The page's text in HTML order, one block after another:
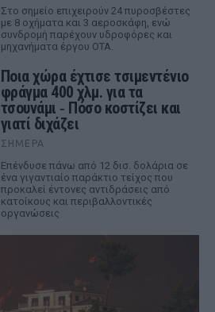
Στο σημείο επιχειρούν 24 πυροσβέστες
με 8 οχήματα και 3 αεροσκάφη, ενώ
συνδρομή παρέχουν υδροφόρες και
μηχανήματα έργου ΟΤΑ.
Ποια χώρα έχτισε τσιμεντένιο
φράγμα 400 χλμ. για τα
τσουνάμι ‑ Πόσο κοστίζει και
γιατί διχάζει
ΣΉΜΕΡΑ
Επένδυσε πάνω από 12 δισ. δολάρια σε
ένα γιγαντιαίο παράκτιο τείχος που
προκαλεί έντονες αντιδράσεις από
κατοίκους και περιβαλλοντικές
οργανώσεις